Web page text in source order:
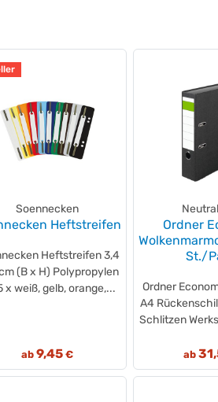
Soennecken
Heftstreifen
Heftstreifen 3,4
(B x H) Polypropylen
x weiß, gelb, orange,...
ab9,45 €
Ordner
St./
Ordner
A4
Schlitzen
ab